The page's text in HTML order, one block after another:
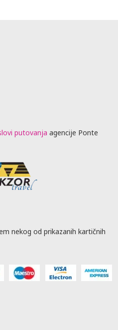
putovanja agencije Ponte
nekog od prikazanih kartičnih